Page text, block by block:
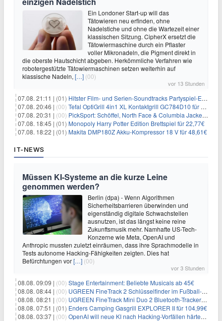
Ein Londoner Start-up will das
Tätowieren neu erfinden, ohne
Nadelstiche und ohne die Wartezeit einer
klassischen Sitzung. CipherX ersetzt die
Tätowiermaschine durch ein Pflaster
voller Mikronadeln, die Pigment direkt in
die oberste Hautschicht abgeben. Herkömmliche Verfahren wie
robotergestützte Tätowiermaschinen setzen weiterhin auf
klassische Nadeln, […] (00)
vor 13 Stunden
07.08. 21:11 | (01) Hitster Film- und Serien-Soundtracks Partyspiel-Erweiterung für 6,99€
07.08. 20:46 | (00) Tefal OptiGrill 4in1 XL Kontaktgrill GC784D10 für 239,99€
07.08. 20:31 | (00) PickSport: Schöffel, North Face & Columbia Jacken ab 39,60€
07.08. 18:45 | (01) Monopoly Harry Potter Edition Brettspiel für 22,77€
07.08. 18:22 | (01) Makita DMP180Z Akku-Kompressor 18 V für 48,61€
IT-NEWS
Müssen KI-Systeme an die kurze Leine
genommen werden?
Berlin (dpa) - Wenn Algorithmen
Sicherheitsbarrieren überwinden und
eigenständig digitale Schwachstellen
ausnutzen, ist das längst keine reine
Zukunftsmusik mehr. Namhafte US-Tech-
Konzerne wie Meta, OpenAI und
Anthropic mussten zuletzt einräumen, dass ihre Sprachmodelle in
Tests autonome Hacking-Fähigkeiten zeigten. Dies hat
Befürchtungen vor[…] (00)
vor 3 Stunden
08.08. 09:09 | (00) Stage Entertainment: Beliebte Musicals ab 45€
08.08. 08:44 | (00) UGREEN FineTrack 2 Schlüsselfinder im Fußball-Design für 10,98€
08.08. 08:21 | (00) UGREEN FineTrack Mini Duo 2 Bluetooth-Tracker 4er-Pack für 28,99€
08.08. 07:51 | (01) Enders Camping Gasgrill EXPLORER II für 104,99€
08.08. 03:37 | (00) OpenAI will neue KI nach Hacking-Vorfällen härter überwachen